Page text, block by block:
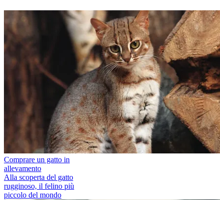
Comprare un gatto in
allevamento
Alla scoperta del gatto
rugginoso, il felino più
piccolo del mondo